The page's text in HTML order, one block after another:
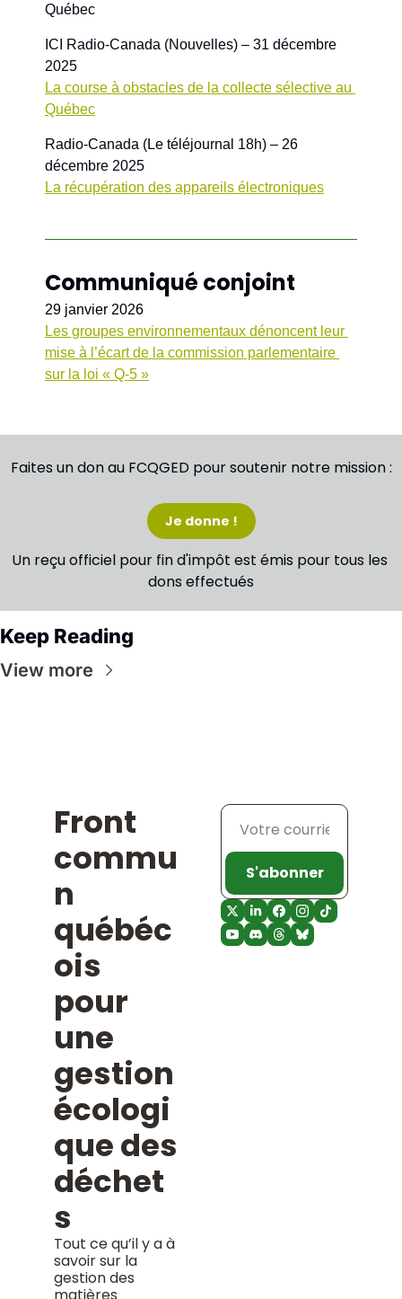
Québec
ICI Radio-Canada (Nouvelles) – 31 décembre
2025
La course à obstacles de la collecte sélective au
Québec
Radio-Canada (Le téléjournal 18h) – 26
décembre 2025
La récupération des appareils électroniques
Communiqué conjoint
29 janvier 2026
Les groupes environnementaux dénoncent leur
mise à l’écart de la commission parlementaire
sur la loi « Q-5 »
Faites un don au FCQGED pour soutenir notre mission :
Je donne !
Un reçu officiel pour fin d'impôt est émis pour tous les
dons effectués
Keep Reading
View more
Front
commu
n
québéc
ois
pour
une
gestion
écologi
que des
déchet
s
Tout ce qu’il y a à
savoir sur la
gestion des
matières
S'abonner